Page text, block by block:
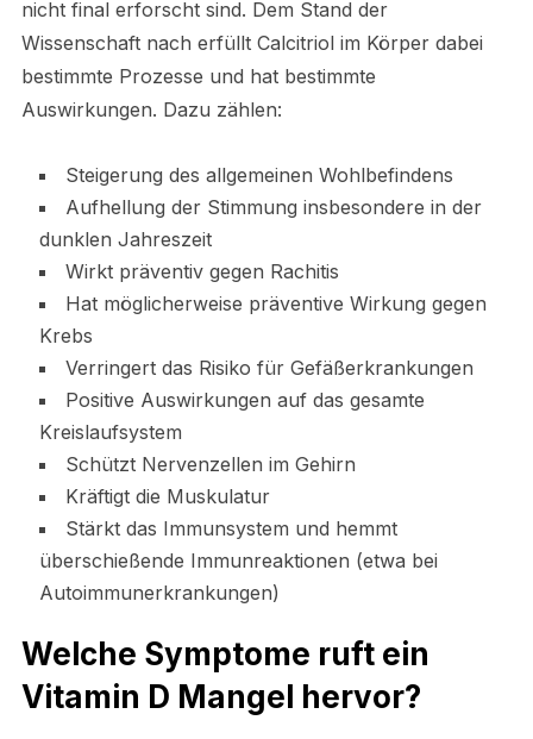
nicht final erforscht sind. Dem Stand der
Wissenschaft nach erfüllt Calcitriol im Körper dabei
bestimmte Prozesse und hat bestimmte
Auswirkungen. Dazu zählen:
Steigerung des allgemeinen Wohlbefindens
Aufhellung der Stimmung insbesondere in der
dunklen Jahreszeit
Wirkt präventiv gegen Rachitis
Hat möglicherweise präventive Wirkung gegen
Krebs
Verringert das Risiko für Gefäßerkrankungen
Positive Auswirkungen auf das gesamte
Kreislaufsystem
Schützt Nervenzellen im Gehirn
Kräftigt die Muskulatur
Stärkt das Immunsystem und hemmt
überschießende Immunreaktionen (etwa bei
Autoimmunerkrankungen)
Welche Symptome ruft ein
Vitamin D Mangel hervor?